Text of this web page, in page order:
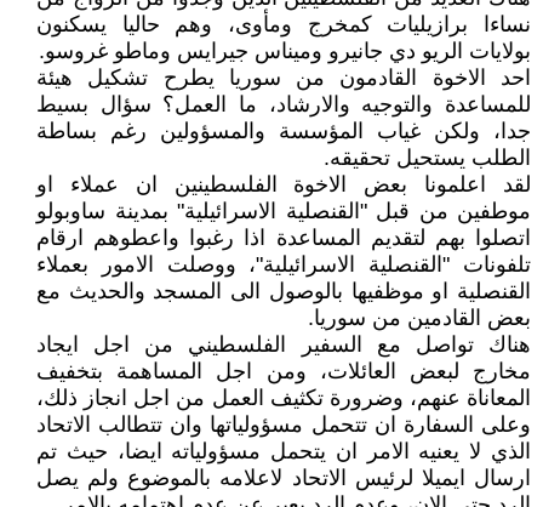
نساءا برازيليات كمخرج ومأوى، وهم حاليا يسكنون
بولايات الريو دي جانيرو وميناس جيرايس وماطو غروسو.
احد الاخوة القادمون من سوريا يطرح تشكيل هيئة
للمساعدة والتوجيه والارشاد، ما العمل؟ سؤال بسيط
جدا، ولكن غياب المؤسسة والمسؤولين رغم بساطة
الطلب يستحيل تحقيقه.
لقد اعلمونا بعض الاخوة الفلسطينين ان عملاء او
موطفين من قبل "القنصلية الاسرائيلية" بمدينة ساوبولو
اتصلوا بهم لتقديم المساعدة اذا رغبوا واعطوهم ارقام
تلفونات "القنصلية الاسرائيلية"، ووصلت الامور بعملاء
القنصلية او موظفيها بالوصول الى المسجد والحديث مع
بعض القادمين من سوريا.
هناك تواصل مع السفير الفلسطيني من اجل ايجاد
مخارج لبعض العائلات، ومن اجل المساهمة بتخفيف
المعاناة عنهم، وضرورة تكثيف العمل من اجل انجاز ذلك،
وعلى السفارة ان تتحمل مسؤولياتها وان تتطالب الاتحاد
الذي لا يعنيه الامر ان يتحمل مسؤولياته ايضا، حيث تم
ارسال ايميلا لرئيس الاتحاد لاعلامه بالموضوع ولم يصل